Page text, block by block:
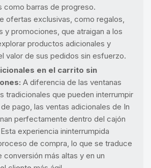
como barras de progreso.
ofertas exclusivas, como regalos,
y promociones, que atraigan a los
productos adicionales y
valor de sus pedidos sin esfuerzo.
en el carrito sin
A diferencia de las ventanas
tradicionales que pueden interrumpir
pago, las ventas adicionales de In
perfectamente dentro del cajón
experiencia ininterrumpida
de compra, lo que se traduce
conversión más altas y en un